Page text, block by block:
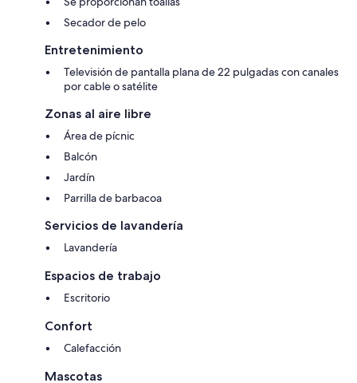
Secador de pelo
Entretenimiento
Televisión de pantalla plana de 22 pulgadas con canales
por cable o satélite
Zonas al aire libre
Área de pícnic
Balcón
Jardín
Parrilla de barbacoa
Servicios de lavandería
Lavandería
Espacios de trabajo
Escritorio
Confort
Calefacción
Mascotas